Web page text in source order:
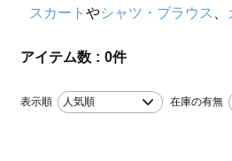
スカート やシャツ・ブラウス
アイテム数 0件
表示順 人気順 在庫の有無